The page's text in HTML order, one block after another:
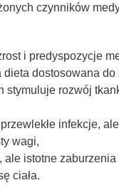
czynników
i predyspozycje
dostosowana
stymuluje rozwój
infekcje,
wagi,
ale istotne
ciała.